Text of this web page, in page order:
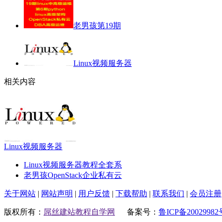
老男孩第19期
Linux视频服务器
相关内容
Linux视频服务器
Linux视频服务器教程全套系
老男孩OpenStack企业私有云
关于网站 | 网站声明 | 用户反馈 | 下载帮助 | 联系我们 | 会员注册
版权所有： 屌丝建站教程自学网 备案号： 鲁ICP备20029982